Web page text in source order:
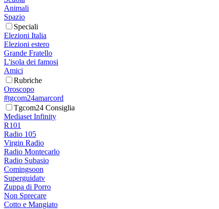
Animali
Spazio
Speciali
Elezioni Italia
Elezioni estero
Grande Fratello
L'isola dei famosi
Amici
Rubriche
Oroscopo
#tgcom24amarcord
Tgcom24 Consiglia
Mediaset Infinity
R101
Radio 105
Virgin Radio
Radio Montecarlo
Radio Subasio
Comingsoon
Superguidatv
Zuppa di Porro
Non Sprecare
Cotto e Mangiato